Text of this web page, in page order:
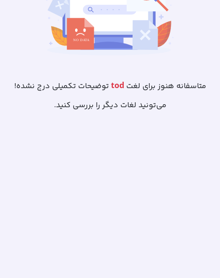
متاسفانه هنوز برای لغت tod توضیحات تکمیلی درج نشده!
می‌تونید لغات دیگر را بررسی کنید.